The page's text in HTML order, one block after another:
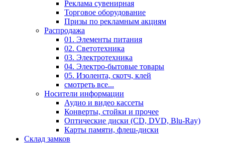
Реклама сувенирная
Торговое оборудование
Призы по рекламным акциям
Распродажа
01. Элементы питания
02. Светотехника
03. Электротехника
04. Электро-бытовые товары
05. Изолента, скотч, клей
смотреть все...
Носители информации
Аудио и видео кассеты
Конверты, стойки и прочее
Оптические диски (CD, DVD, Blu-Ray)
Карты памяти, флеш-диски
Склад замков